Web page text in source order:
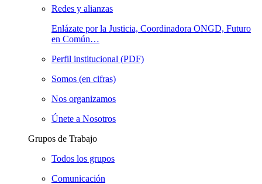
Redes y alianzas
Enlázate por la Justicia, Coordinadora ONGD, Futuro
en Común…
Perfil institucional (PDF)
Somos (en cifras)
Nos organizamos
Únete a Nosotros
Grupos de Trabajo
Todos los grupos
Comunicación